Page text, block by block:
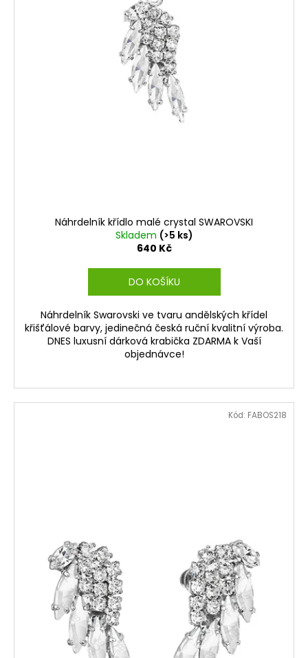
Náhrdelník křídlo malé crystal SWAROVSKI
Skladem (>5 ks)
640 Kč
DO KOŠÍKU
Náhrdelník Swarovski ve tvaru andělských křídel
křišťálové barvy, jedinečná česká ruční kvalitní výroba.
DNES luxusní dárková krabička ZDARMA k Vaší
objednávce!
Kód: FABOS218